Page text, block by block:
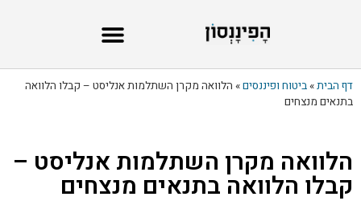
דף הבית»ביטוח ופיננסים» הלוואה מקרן השתלמות אנליסט – קבלו הלוואה
בתנאים מנצחים
הלוואה מקרן השתלמות אנליסט –
קבלו הלוואה בתנאים מנצחים